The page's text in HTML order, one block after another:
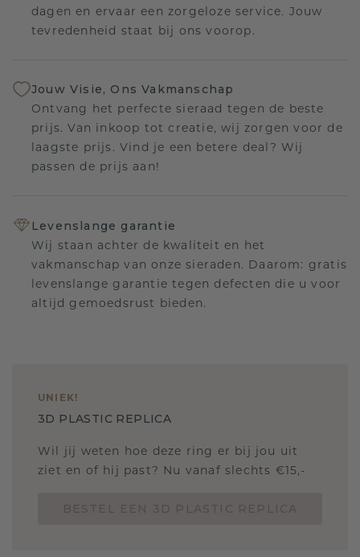
dagen en ervaar een zorgeloze service. Jouw
tevredenheid staat bij ons voorop.
Jouw Visie, Ons Vakmanschap
Ontvang het perfecte sieraad tegen de beste
prijs. Van inkoop tot creatie, wij zorgen voor de
laagste prijs. Vind je een betere deal? Wij
passen de prijs aan!
Levenslange garantie
Wij staan achter de kwaliteit en het
vakmanschap van onze sieraden. Daarom: gratis
levenslange garantie tegen defecten die u voor
altijd gemoedsrust bieden.
UNIEK!
3D PLASTIC REPLICA
Wil jij weten hoe deze ring er bij jou uit
ziet en of hij past? Nu vanaf slechts €15,-